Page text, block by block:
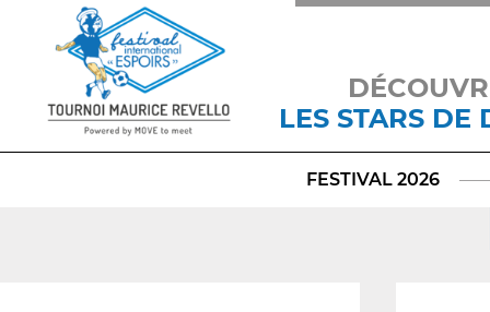
LES STARS DE
FESTIVAL 2026